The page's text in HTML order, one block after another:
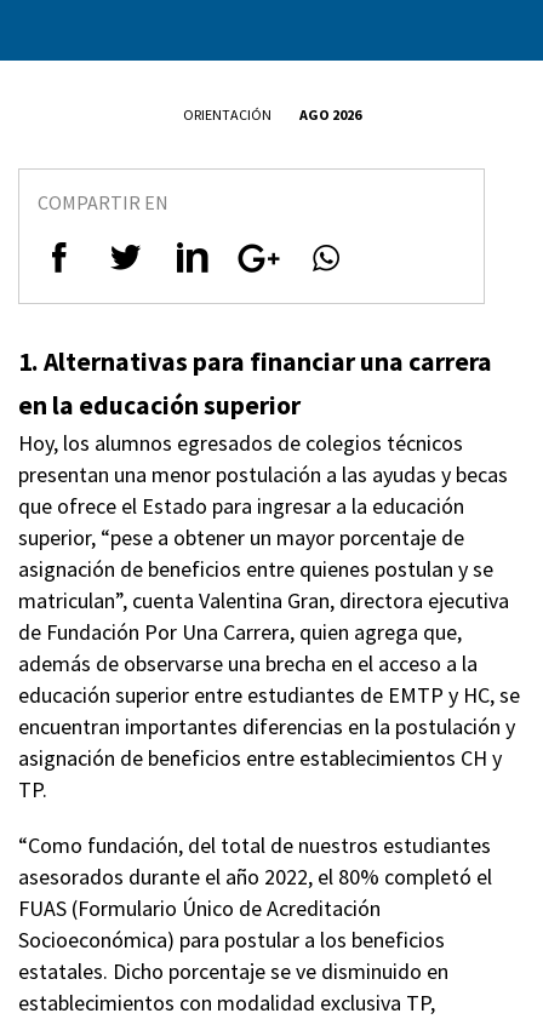
ORIENTACIÓN AGO 2026
COMPARTIR EN
1. Alternativas para financiar una carrera
en la educación superior
Hoy, los alumnos egresados de colegios técnicos
presentan una menor postulación a las ayudas y becas
que ofrece el Estado para ingresar a la educación
superior, “pese a obtener un mayor porcentaje de
asignación de beneficios entre quienes postulan y se
matriculan”, cuenta Valentina Gran, directora ejecutiva
de Fundación Por Una Carrera, quien agrega que,
además de observarse una brecha en el acceso a la
educación superior entre estudiantes de EMTP y HC, se
encuentran importantes diferencias en la postulación y
asignación de beneficios entre establecimientos CH y
TP.
“Como fundación, del total de nuestros estudiantes
asesorados durante el año 2022, el 80% completó el
FUAS (Formulario Único de Acreditación
Socioeconómica) para postular a los beneficios
estatales. Dicho porcentaje se ve disminuido en
establecimientos con modalidad exclusiva TP,